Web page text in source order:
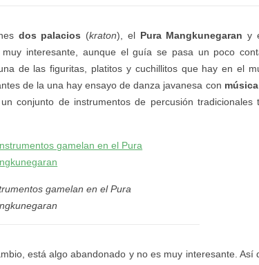
dos palacios kraton Pura Mangkunegaran
música
gamelan en el Pura